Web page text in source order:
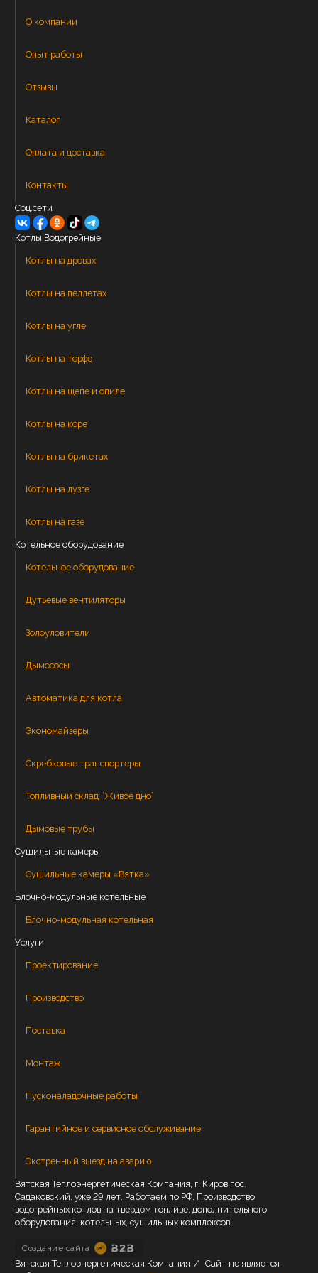
О компании
Опыт работы
Отзывы
Каталог
Оплата и доставка
Контакты
Соц.сети
Котлы Водогрейные
Котлы на дровах
Котлы на пеллетах
Котлы на угле
Котлы на торфе
Котлы на щепе и опиле
Котлы на коре
Котлы на брикетах
Котлы на лузге
Котлы на газе
Котельное оборудование
Котельное оборудование
Дутьевые вентиляторы
Золоуловители
Дымососы
Автоматика для котла
Экономайзеры
Скребковые транспортеры
Топливный склад “Живое дно”
Дымовые трубы
Сушильные камеры
Сушильные камеры «Вятка»
Блочно-модульные котельные
Блочно-модульная котельная
Услуги
Проектирование
Производство
Поставка
Монтаж
Пусконаладочные работы
Гарантийное и сервисное обслуживание
Экстренный выезд на аварию
Вятская Теплоэнергетическая Компания, г. Киров пос.
Садаковский. уже 29 лет. Работаем по РФ. Производство
водогрейных котлов на твердом топливе, дополнительного
оборудования, котельных, сушильных комплексов
Создание сайта
Вятская Теплоэнергетическая Компания / Сайт не является